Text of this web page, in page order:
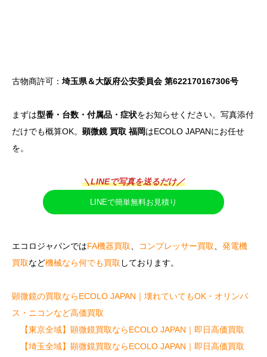
古物商許可： 埼玉県＆大阪府公安委員会 第622170167306号
まずは型番・台数・付属品・症状をお知らせください。写真添付
だけでも概算OK。 顕微鏡 買取 福岡はECOLO JAPANにお任せ
を。
＼LINEで写真を送るだけ／
LINEで簡単無料お見積り
エコロジャパンではFA機器買取 コンプレッサー買取
発電機
買取など機械なら何でも買取 しております。
顕微鏡の買取ならECOLO JAPAN｜壊れていてもOK・オリンパ
ス・ニコンなど高価買取
【東京全域】顕微鏡買取ならECOLO JAPAN｜即日高価買取
【埼玉全域】顕微鏡買取ならECOLO JAPAN｜即日高価買取